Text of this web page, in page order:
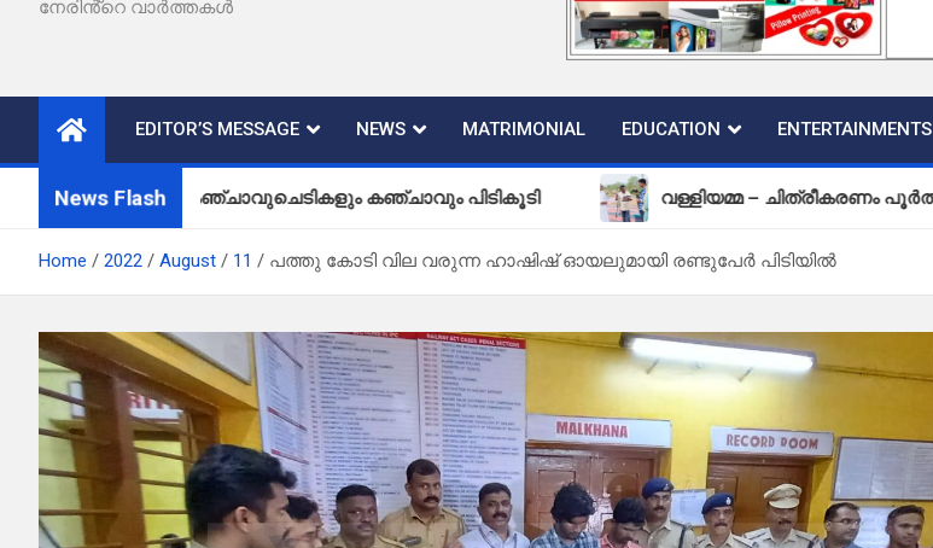
നേരിൻ്റെ വാർത്തകൾ
EDITOR’S MESSAGE NEWS MATRIMONIAL EDUCATION ENTERTAINMENTS
News Flash
കഞ്ചാവുചെടികളും കഞ്ചാവും പിടികൂടി വള്ളിയമ്മ – ചിത്രീകരണം പൂർത്തിയായി
Home 2022 August 11 പത്തു കോടി വില വരുന്ന ഹാഷിഷ് ഓയലുമായി രണ്ടുപേർ പിടിയിൽ